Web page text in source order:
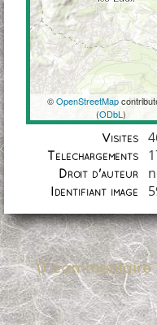
Coordonnées
©OpenStreetMap
(ODbL)
Visites
Téléchargements
Droit d'auteur
Identifiant image
0 commentaire